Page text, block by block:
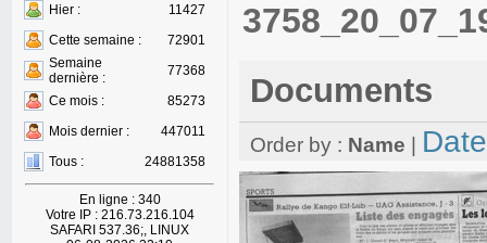
Hier :
11427
Cette semaine :
72901
Semaine
dernière :
77368
Ce mois :
85273
Mois dernier :
447011
Tous :
24881358
En ligne : 340
Votre IP : 216.73.216.104
SAFARI 537.36;, LINUX
Documents
Order by : Name Date